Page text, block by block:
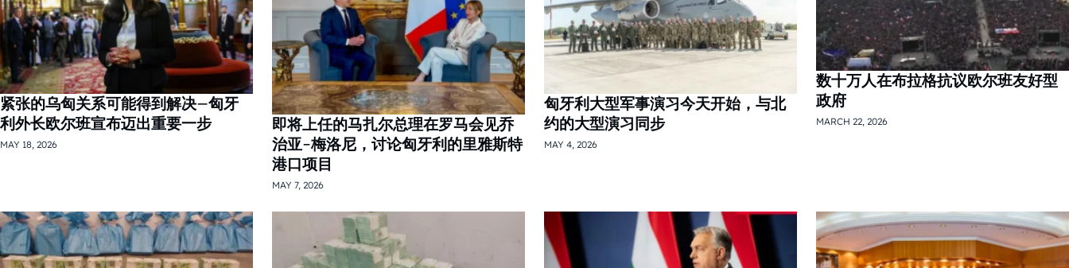
紧张的乌匈关系可能得到解决–匈牙
利外长欧尔班宣布迈出重要一步
MAY 18, 2026
即将上任的马扎尔总理在罗马会见乔
治亚-梅洛尼，讨论匈牙利的里雅斯特
港口项目
MAY 7, 2026
匈牙利大型军事演习今天开始，与北
约的大型演习同步
MAY 4, 2026
数十万人在布拉格抗议欧尔班友好型
政府
MARCH 22, 2026